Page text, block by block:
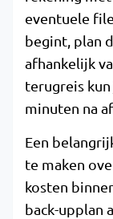
eventuele
begint, plan
afhankelijk
terugreis
minuten na
Een
te maken
kosten
back-upplan